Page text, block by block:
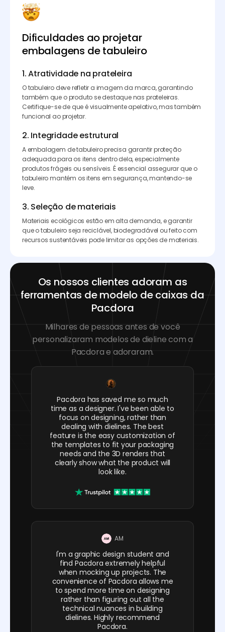
Dificuldades ao projetar
embalagens de tabuleiro
1. Atratividade na prateleira
O tabuleiro deve refletir a imagem da marca, garantindo
também que o produto se destaque nas prateleiras.
Certifique-se de que é visualmente apelativo, mas também
funcional ao projetar.
2. Integridade estrutural
A embalagem de tabuleiro precisa garantir proteção
adequada para os itens dentro dela, especialmente
produtos frágeis ou sensíveis. É essencial assegurar que o
tabuleiro mantém os itens em segurança, mantendo-se
leve.
3. Seleção de materiais
Materiais ecológicos estão em alta demanda, e garantir
que o tabuleiro seja reciclável, biodegradável ou feito com
recursos sustentáveis pode limitar as opções de materiais.
Os nossos clientes adoram as
ferramentas de modelo de caixas da
Pacdora
Milhares de pessoas antes de você
personalizaram modelos de dieline com a
Pacdora e adoraram.
Pacdora has saved me so much
time as a designer. I've been able to
focus on designing, rather than
dealing with dielines. The best
feature is the easy customization of
the templates to fit your packaging
needs and the 3D renders that
clearly show what the product will
look like.
AM
I'm a graphic design student and
find Pacdora extremely helpful
when mocking up projects. The
convenience of Pacdora allows me
to spend more time on designing
rather than figuring out all the
technical nuances in building
dielines. Highly recommend
Pacdora.